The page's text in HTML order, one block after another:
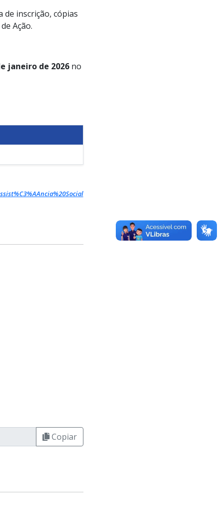
inscrição, cópias
Ação.
janeiro de 2026no
Copiar